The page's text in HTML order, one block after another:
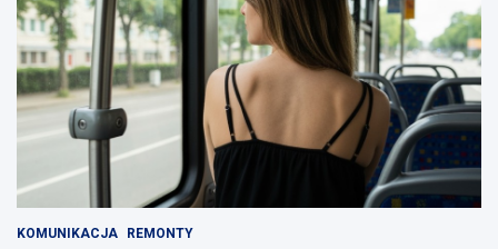
KOMUNIKACJA REMONTY